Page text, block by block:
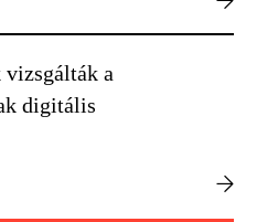
a
digitális